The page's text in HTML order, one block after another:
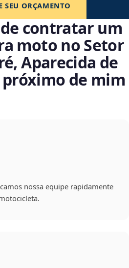
SEU ORÇAMENTO
contratar um
moto no Setor
Aparecida de
próximo de mim
nossa equipe rapidamente